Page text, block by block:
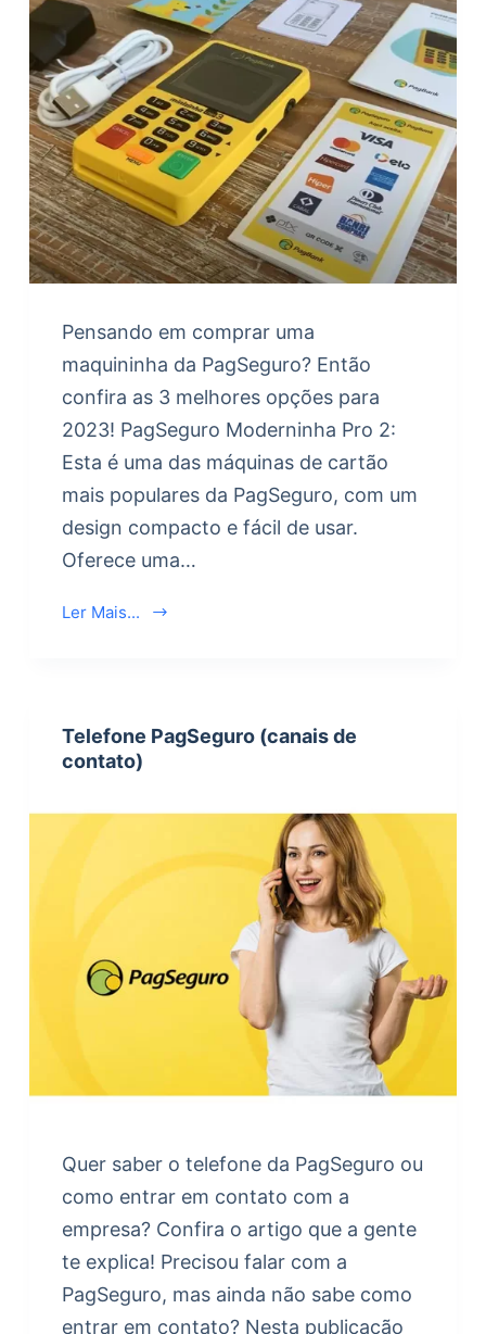
Pensando em comprar uma
maquininha da PagSeguro? Então
confira as 3 melhores opções para
2023! PagSeguro Moderninha Pro 2:
Esta é uma das máquinas de cartão
mais populares da PagSeguro, com um
design compacto e fácil de usar.
Oferece uma…
Ler Mais...
Telefone PagSeguro (canais de
contato)
Quer saber o telefone da PagSeguro ou
como entrar em contato com a
empresa? Confira o artigo que a gente
te explica! Precisou falar com a
PagSeguro, mas ainda não sabe como
entrar em contato? Nesta publicação